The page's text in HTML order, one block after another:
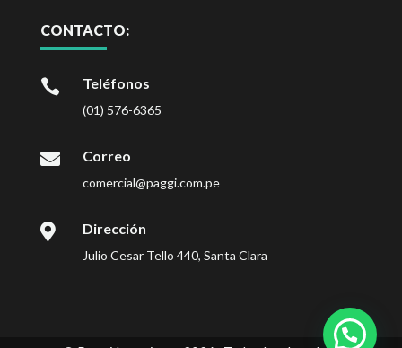
CONTACTO:
 Teléfonos
(01) 576-6365
 Correo
comercial@paggi.com.pe
 Dirección
Julio Cesar Tello 440, Santa Clara